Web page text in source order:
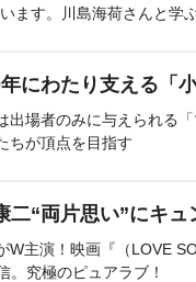
ます。川島海荷さんと学
にわたり支える「
出場者のみに与えられる
ちが頂点を目指す
“両片思い”にキュ
W主演！映画『（LOVE
。究極のピュアラブ！